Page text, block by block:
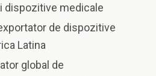
dispozitive medicale
de dispozitive
Latina
global de